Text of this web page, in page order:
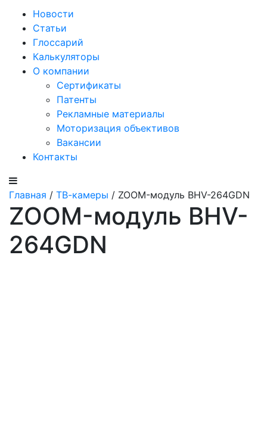
Новости
Статьи
Глоссарий
Калькуляторы
О компании
Сертификаты
Патенты
Рекламные материалы
Моторизация объективов
Вакансии
Контакты
Главная / ТВ-камеры / ZOOM-модуль BHV-264GDN
ZOOM-модуль BHV-
264GDN